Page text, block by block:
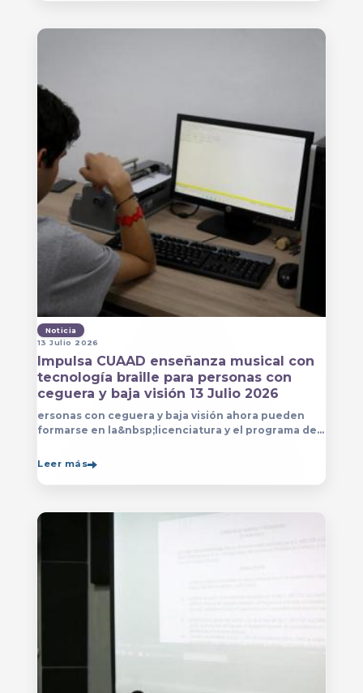
Noticia
13 Julio 2026
Impulsa CUAAD enseñanza musical con
tecnología braille para personas con
ceguera y baja visión 13 Julio 2026
ersonas con ceguera y baja visión ahora pueden
formarse en la&nbsp;licenciatura y el programa de
el&nbsp;
Leer más